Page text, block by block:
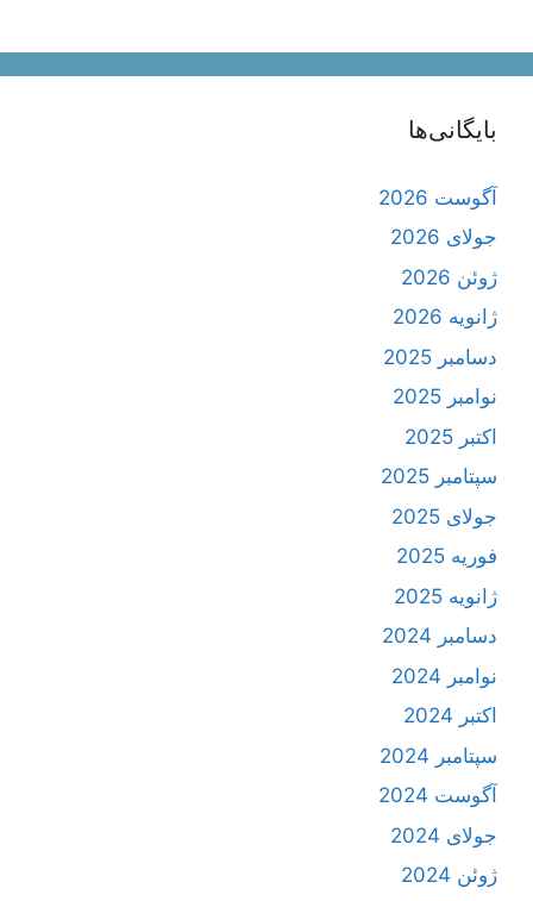
بایگانی‌ها
آگوست 2026
جولای 2026
ژوئن 2026
ژانویه 2026
دسامبر 2025
نوامبر 2025
اکتبر 2025
سپتامبر 2025
جولای 2025
فوریه 2025
ژانویه 2025
دسامبر 2024
نوامبر 2024
اکتبر 2024
سپتامبر 2024
آگوست 2024
جولای 2024
ژوئن 2024